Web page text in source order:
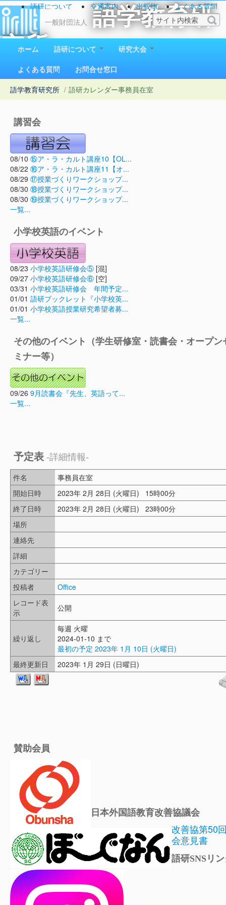
一般財団法人
語学教育研
究所
1923（大正12）年創立
語研について 交通案内 出版物
よくある質問
お問い合わせ
ホーム 語研について
研究大会
よくある質問
お問合せ窓口
語学教育研究所 / 語研カレンダー事務員在室
講習会
08/10 ⑮ア・ラ・カルト講座10【OL...
08/22 ⑯ア・ラ・カルト講座11【オ...
08/29 ⑰授業づくりワークショップ...
08/30 ⑱授業づくりワークショップ...
08/30 ⑲授業づくりワークショップ...
一覧...
小学校英語のイベント
08/23 小学校英語研修会⑤ [混]
09/27 小学校英語研修会⑥ [空]
03/31 小学校英語研修会 年間予定...
01/01 語研ブックレット『小学校英...
01/01 小学校英語授業研究希望者募...
一覧...
その他のイベント（学生研修室・読書会・オープン
ミナー等）
09/26 9月読書会『先生、英語って...
一覧...
予定表 -詳細情報-
件名
事務員在室
開始日時
2023年 2月 28日 (火曜日) 15時00分
終了日時
2023年 2月 28日 (火曜日) 23時00分
場所
連絡先
詳細
カテゴリー
投稿者
Office
レコード表
示
公開
繰り返し
毎週 火曜
2024-01-10 まで
最初の予定 2023年 1月 10日 (火曜日)
最終更新日
2023年 1月 29日 (日曜日)
賛助会員
日本外国語教育改善協議会
改善協第50
会意見書
語研SNSリ